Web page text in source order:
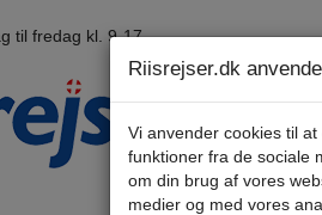
til fredag kl. 9-17
Riisrejser.dk
Vi anvender cookies til
funktioner fra de sociale
om din brug af vores
medier og med vores